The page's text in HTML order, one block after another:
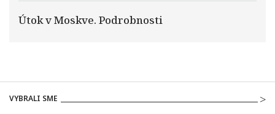
Útok v Moskve. Podrobnosti
VYBRALI SME